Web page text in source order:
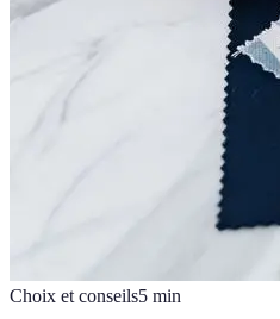
Choix et conseils5 min